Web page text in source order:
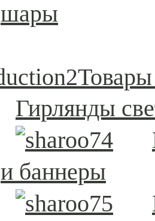
шары
Гирлянды
и баннеры